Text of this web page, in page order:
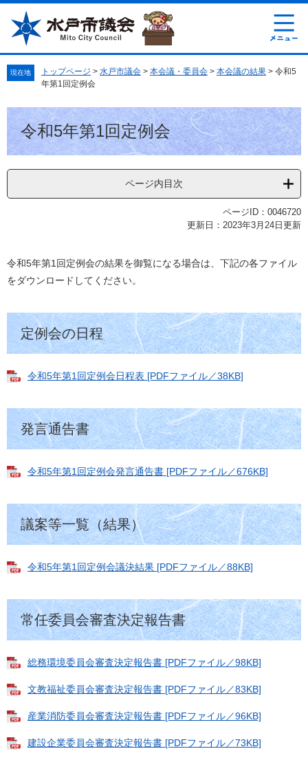
ペ
先
頭
す
メ
を
飛
し
文
現在地 トップページ > 水戸市議会 > 本会議・委員会 > 本会議の結果 > 令和5
年第1回定例会
令和5年第1回定例会
ページ内目次
ページID：0046720
更新日：2023年3月24日更新
令和5年第1回定例会の結果を御覧になる場合は、下記の各ファイル
をダウンロードしてください。
定例会の日程
令和5年第1回定例会日程表 [PDFファイル／38KB]
発言通告書
令和5年第1回定例会発言通告書 [PDFファイル／676KB]
議案等一覧（結果）
令和5年第1回定例会議決結果 [PDFファイル／88KB]
常任委員会審査決定報告書
総務環境委員会審査決定報告書 [PDFファイル／98KB]
文教福祉委員会審査決定報告書 [PDFファイル／83KB]
産業消防委員会審査決定報告書 [PDFファイル／96KB]
建設企業委員会審査決定報告書 [PDFファイル／73KB]